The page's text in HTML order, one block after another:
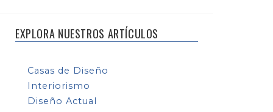
EXPLORA NUESTROS ARTÍCULOS
Casas de Diseño
Interiorismo
Diseño Actual